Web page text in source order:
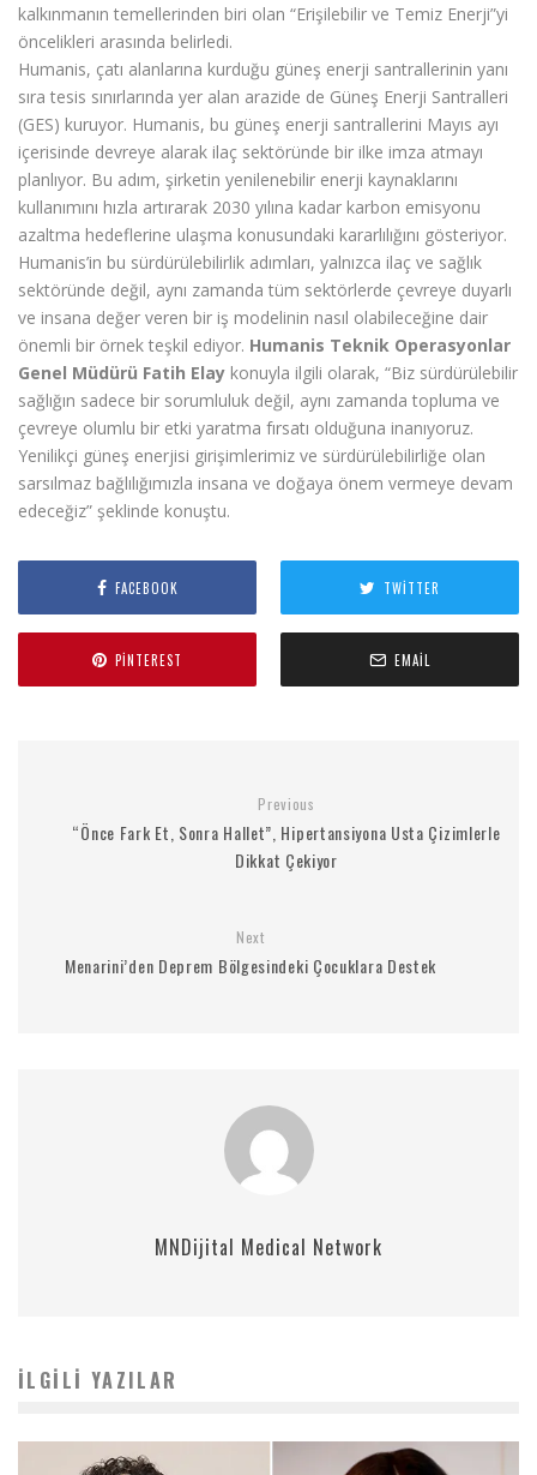
kalkınmanın temellerinden biri olan “Erişilebilir ve Temiz Enerji”yi
öncelikleri arasında belirledi.
Humanis, çatı alanlarına kurduğu güneş enerji santrallerinin yanı
sıra tesis sınırlarında yer alan arazide de Güneş Enerji Santralleri
(GES) kuruyor. Humanis, bu güneş enerji santrallerini Mayıs ayı
içerisinde devreye alarak ilaç sektöründe bir ilke imza atmayı
planlıyor. Bu adım, şirketin yenilenebilir enerji kaynaklarını
kullanımını hızla artırarak 2030 yılına kadar karbon emisyonu
azaltma hedeflerine ulaşma konusundaki kararlılığını gösteriyor.
Humanis’in bu sürdürülebilirlik adımları, yalnızca ilaç ve sağlık
sektöründe değil, aynı zamanda tüm sektörlerde çevreye duyarlı
ve insana değer veren bir iş modelinin nasıl olabileceğine dair
önemli bir örnek teşkil ediyor. Humanis Teknik Operasyonlar
Genel Müdürü Fatih Elay konuyla ilgili olarak, “Biz sürdürülebilir
sağlığın sadece bir sorumluluk değil, aynı zamanda topluma ve
çevreye olumlu bir etki yaratma fırsatı olduğuna inanıyoruz.
Yenilikçi güneş enerjisi girişimlerimiz ve sürdürülebilirliğe olan
sarsılmaz bağlılığımızla insana ve doğaya önem vermeye devam
edeceğiz” şeklinde konuştu.
FACEBOOK TWITTER
PINTEREST EMAIL
Previous
“Önce Fark Et, Sonra Hallet”, Hipertansiyona Usta Çizimlerle
Dikkat Çekiyor
Next
Menarini’den Deprem Bölgesindeki Çocuklara Destek
MNDijital Medical Network
İLGILI YAZILAR